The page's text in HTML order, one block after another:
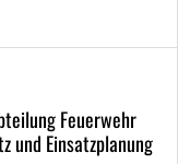
Feuerwehr
und Einsatzplanung